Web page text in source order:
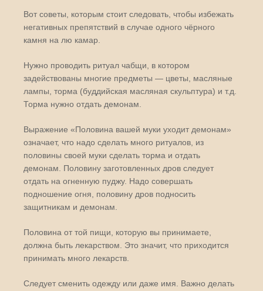
Вот советы, которым стоит следовать, чтобы избежать
негативных препятствий в случае одного чёрного
камня на лю камар.
Нужно проводить ритуал чабщи, в котором
задействованы многие предметы — цветы, масляные
лампы, торма (буддийская масляная скульптура) и т.д.
Торма нужно отдать демонам.
Выражение «Половина вашей муки уходит демонам»
означает, что надо сделать много ритуалов, из
половины своей муки сделать торма и отдать
демонам. Половину заготовленных дров следует
отдать на огненную пуджу. Надо совершать
подношение огня, половину дров подносить
защитникам и демонам.
Половина от той пищи, которую вы принимаете,
должна быть лекарством. Это значит, что приходится
принимать много лекарств.
Следует сменить одежду или даже имя. Важно делать